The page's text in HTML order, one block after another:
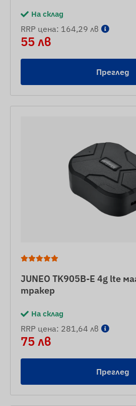
На склад
RRP цена: 164,29 лв
55 лв
Преглед
JUNEO TK905B-E 4g lte
тракер
На склад
RRP цена: 281,64 лв
75 лв
Преглед